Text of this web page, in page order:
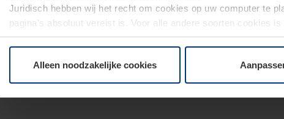
Juridisch hebben wij het recht om cookies op uw computer te
pagina's absoluut vereist is. Voor alle andere soorten cookies
moment bij de uitleg van de cookies op pagina
Alleen noodzakelijke cookies